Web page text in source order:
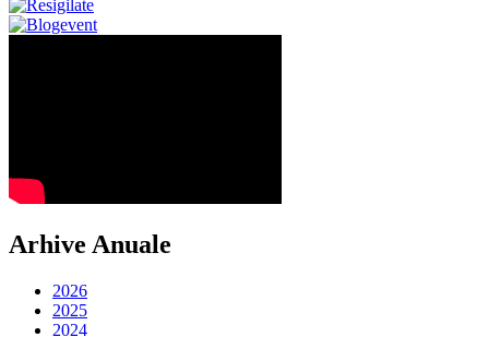
Arhive Anuale
2026
2025
2024